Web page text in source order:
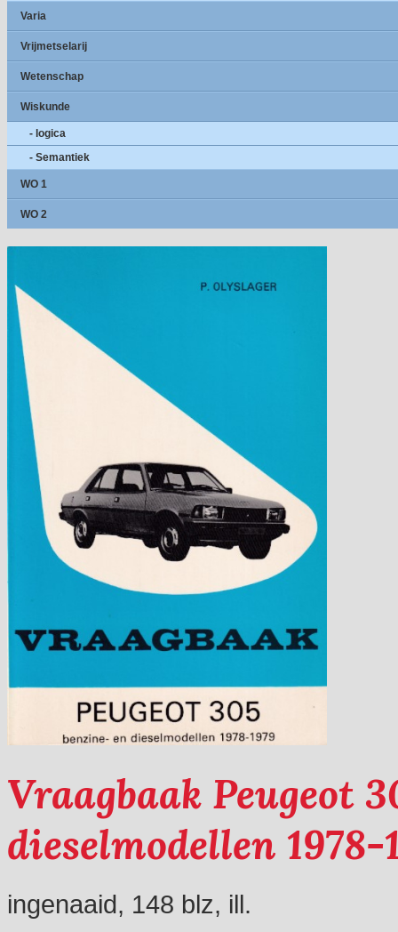
Varia
Vrijmetselarij
Wetenschap
Wiskunde
- logica
- Semantiek
WO 1
WO 2
Vraagbaak Peugeot
dieselmodellen 1978-
ingenaaid, 148 blz, ill.